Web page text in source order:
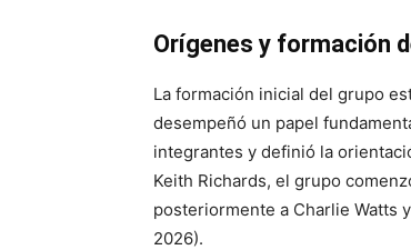
Orígenes y formación
La formación inicial del grupo
desempeñó un papel
integrantes y definió la
Keith Richards, el grupo
posteriormente a Charlie Watts
2026).